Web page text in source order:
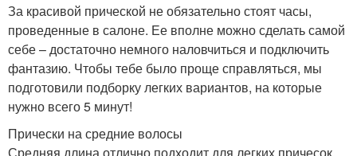
За красивой прической не обязательно стоят часы,
проведенные в салоне. Ее вполне можно сделать самой
себе – достаточно немного наловчиться и подключить
фантазию. Чтобы тебе было проще справляться, мы
подготовили подборку легких вариантов, на которые
нужно всего 5 минут!
Прически на средние волосы
Средняя длина отлично подходит для легких причесок,